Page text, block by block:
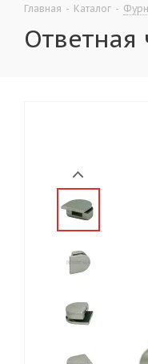
Главная - Каталог -
Ответная